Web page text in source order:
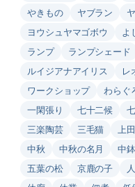
やきもの
ヤブラン
ヨウシュヤマゴボウ
よ
ランプ
ランプシェード
ルイジアナアイリス
レ
ワークショップ
わらぐ
一閑張り
七十二候
三楽陶芸
三毛猫 上
中秋
中秋の名月 中鉢
五葉の松
京鹿の子